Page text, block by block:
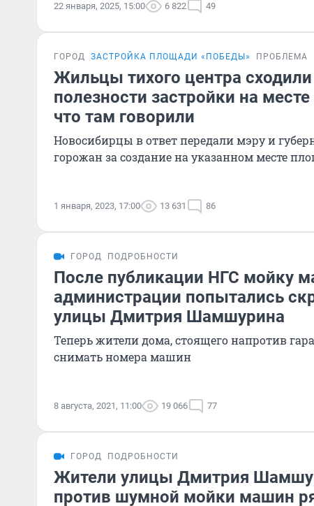
22 января, 2025, 15:00 6 822 49
ГОРОД ЗАСТРОЙКА ПЛОЩАДИ «ПОБЕДЫ» ПРОБЛЕМА
Жильцы тихого центра сходили
полезности застройки на
что там говорили
Новосибирцы в ответ передали мэру и
горожан за создание на указанном месте
1 января, 2023, 17:00 13 631 86
ГОРОД ПОДРОБНОСТИ
После публикации НГС мойку
администрации попытались
улицы Дмитрия Шамшурина
Теперь жители дома, стоящего напротив
снимать номера машин
8 августа, 2021, 11:00 19 066 77
ГОРОД ПОДРОБНОСТИ
Жители улицы Дмитрия
против шумной мойки машин